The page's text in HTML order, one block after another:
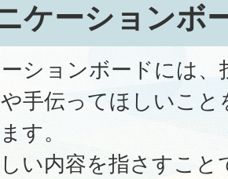
ケーションボ
ションボードには、
手伝ってほしいこ
す。
い内容を指さすこと